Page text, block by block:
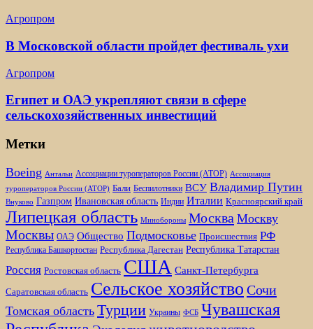
Агропром
В Московской области пройдет фестиваль ухи
Агропром
Египет и ОАЭ укрепляют связи в сфере
сельскохозяйственных инвестиций
Метки
Boeing Антальи Ассоциации туроператоров России (АТОР) Ассоциация
туроператоров России (АТОР) Бали Беспилотники ВСУ Владимир Путин
Внуково Газпром Ивановская область Индии Италии Красноярский край
Липецкая область Минобороны Москва Москву
Москвы ОАЭ Общество Подмосковье Происшествия РФ
Республика Башкортостан Республика Дагестан Республика Татарстан
Россия Ростовская область США Санкт-Петербурга
Саратовская область Сельское хозяйство Сочи
Томская область Турции Украины ФСБ Чувашская